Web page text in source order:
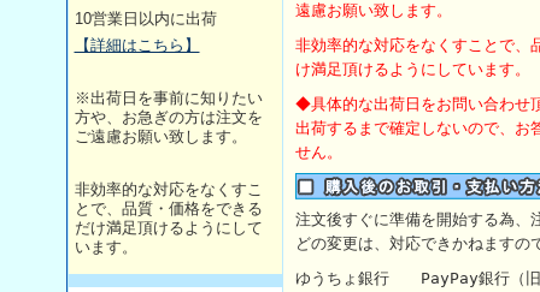
10営業日以内に出荷
【詳細はこちら】
※出荷日を事前に知りたい
方や、お急ぎの方は注文を
ご遠慮お願い致します。
非効率的な対応をなくすこ
とで、品質・価格をできる
だけ満足頂けるようにして
います。
遠慮お願い致します。
非効率的な対応をなくすことで、
け満足頂けるようにしています。
◆具体的な出荷日をお問い合わせ
出荷するまで確定しないので、お
せん。
注文後すぐに準備を開始する為、
どの変更は、対応できかねますの
ゆうちょ銀行 PayPay銀行（